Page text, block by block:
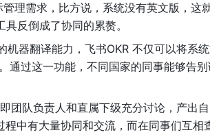
理需求，比方说，系统没有英文版，这
反倒成了协同的累赘。
器翻译能力，飞书OKR 不仅可以将系
通过这一功能，不同国家的同事能够告
团队负责人和直属下级充分讨论，产出
中有大量协同和交流，而在同事们互相